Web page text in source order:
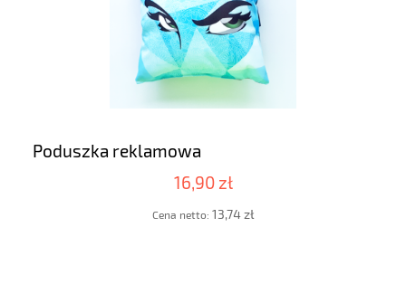
Poduszka reklamowa
16,90 zł
Cena netto: 13,74 zł